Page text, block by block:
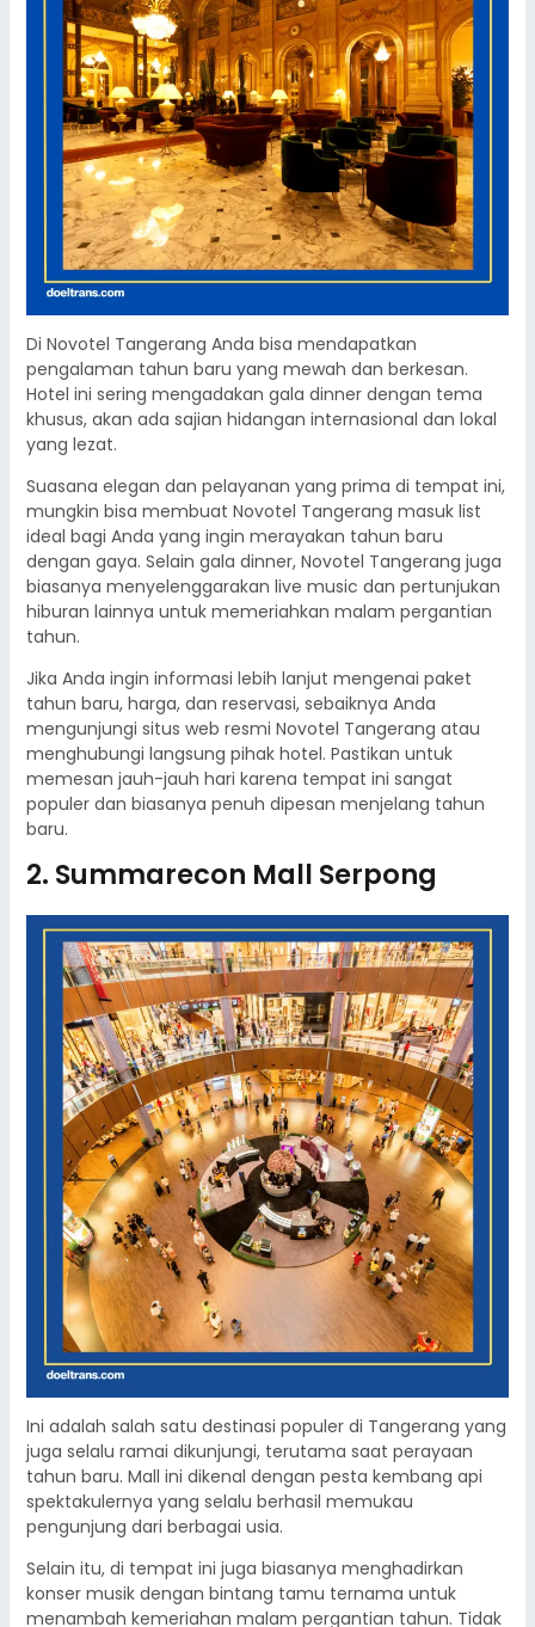
Di Novotel Tangerang Anda bisa mendapatkan
pengalaman tahun baru yang mewah dan berkesan.
Hotel ini sering mengadakan gala dinner dengan tema
khusus, akan ada sajian hidangan internasional dan lokal
yang lezat.
Suasana elegan dan pelayanan yang prima di tempat ini,
mungkin bisa membuat Novotel Tangerang masuk list
ideal bagi Anda yang ingin merayakan tahun baru
dengan gaya. Selain gala dinner, Novotel Tangerang juga
biasanya menyelenggarakan live music dan pertunjukan
hiburan lainnya untuk memeriahkan malam pergantian
tahun.
Jika Anda ingin informasi lebih lanjut mengenai paket
tahun baru, harga, dan reservasi, sebaiknya Anda
mengunjungi situs web resmi Novotel Tangerang atau
menghubungi langsung pihak hotel. Pastikan untuk
memesan jauh-jauh hari karena tempat ini sangat
populer dan biasanya penuh dipesan menjelang tahun
baru.
2. Summarecon Mall Serpong
Ini adalah salah satu destinasi populer di Tangerang yang
juga selalu ramai dikunjungi, terutama saat perayaan
tahun baru. Mall ini dikenal dengan pesta kembang api
spektakulernya yang selalu berhasil memukau
pengunjung dari berbagai usia.
Selain itu, di tempat ini juga biasanya menghadirkan
konser musik dengan bintang tamu ternama untuk
menambah kemeriahan malam pergantian tahun. Tidak